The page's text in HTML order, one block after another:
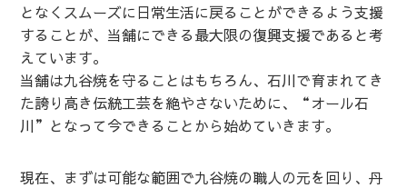
となくスムーズに日常生活に戻ることができるよう支援
することが、当舗にできる最大限の復興支援であると考
えています。
当舗は九谷焼を守ることはもちろん、石川で育まれてき
た誇り高き伝統工芸を絶やさないために、“オール石
川”となって今できることから始めていきます。
現在、まずは可能な範囲で九谷焼の職人の元を回り、丹